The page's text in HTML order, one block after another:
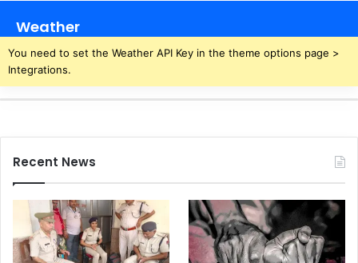
Weather
You need to set the Weather API Key in the theme options page >
Integrations.
Recent News